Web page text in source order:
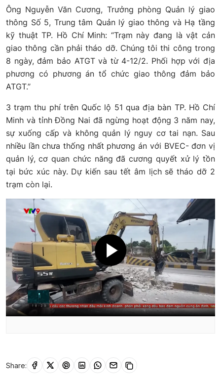
Ông Nguyễn Văn Cương, Trưởng phòng Quản lý giao
thông Số 5, Trung tâm Quản lý giao thông và Hạ tầng
kỹ thuật TP. Hồ Chí Minh: “Trạm này đang là vật cản
giao thông cần phải tháo dỡ. Chúng tôi thi công trong
8 ngày, đảm bảo ATGT và từ 4-12/2. Phối hợp với địa
phương có phương án tổ chức giao thông đảm bảo
ATGT.”
3 trạm thu phí trên Quốc lộ 51 qua địa bàn TP. Hồ Chí
Minh và tỉnh Đồng Nai đã ngừng hoạt động 3 năm nay,
sự xuống cấp và không quản lý nguy cơ tai nạn. Sau
nhiều lần chưa thống nhất phương án với BVEC- đơn vị
quản lý, cơ quan chức năng đã cương quyết xử lý tồn
tại bức xúc này. Dự kiến sau tết âm lịch sẽ tháo dỡ 2
trạm còn lại.
Share: